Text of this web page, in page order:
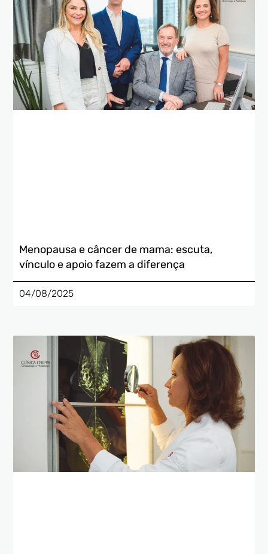
Menopausa e câncer de mama: escuta,
vínculo e apoio fazem a diferença
04/08/2025